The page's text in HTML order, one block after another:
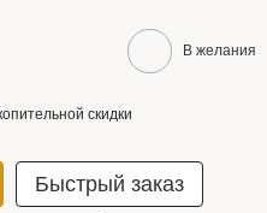
В желания
скидки
Быстрый заказ